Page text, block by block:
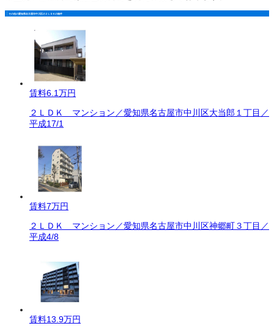
その他の愛知県名古屋市中川区の２ＬＤＫの物件
賃料6.1万円
２ＬＤＫ マンション／愛知県名古屋市中川区大当郎１丁目／
平成17/1
賃料7万円
２ＬＤＫ マンション／愛知県名古屋市中川区神郷町３丁目／
平成4/8
賃料13.9万円